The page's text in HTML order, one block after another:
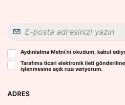
Aydınlatma Metni’ni okudum, kabul
Tarafıma ticari elektronik ileti
işlenmesine açık rıza veriyorum.
ADRES